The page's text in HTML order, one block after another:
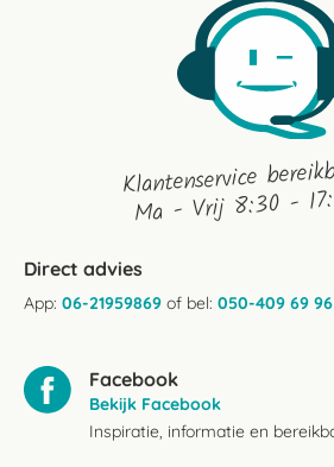
Klantenservice
Ma - Vrij 8:30 -
Direct advies
App: 06-21959869 of bel: 050-409 69 96
Facebook
Bekijk Facebook
Inspiratie, informatie en